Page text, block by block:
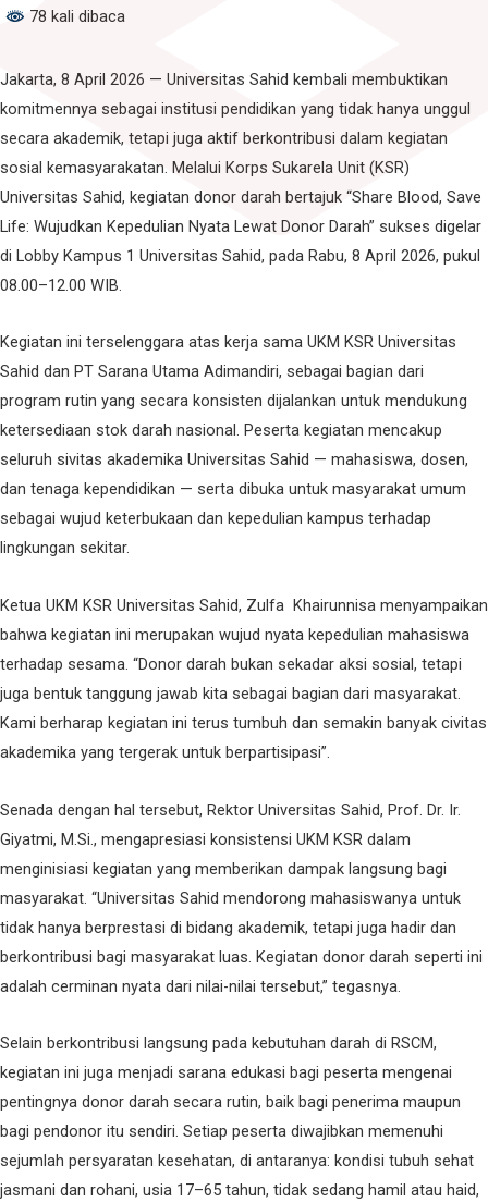
78 kali dibaca
Jakarta, 8 April 2026 — Universitas Sahid kembali membuktikan
komitmennya sebagai institusi pendidikan yang tidak hanya unggul
secara akademik, tetapi juga aktif berkontribusi dalam kegiatan
sosial kemasyarakatan. Melalui Korps Sukarela Unit (KSR)
Universitas Sahid, kegiatan donor darah bertajuk “Share Blood, Save
Life: Wujudkan Kepedulian Nyata Lewat Donor Darah” sukses digelar
di Lobby Kampus 1 Universitas Sahid, pada Rabu, 8 April 2026, pukul
08.00–12.00 WIB.
Kegiatan ini terselenggara atas kerja sama UKM KSR Universitas
Sahid dan PT Sarana Utama Adimandiri, sebagai bagian dari
program rutin yang secara konsisten dijalankan untuk mendukung
ketersediaan stok darah nasional. Peserta kegiatan mencakup
seluruh sivitas akademika Universitas Sahid — mahasiswa, dosen,
dan tenaga kependidikan — serta dibuka untuk masyarakat umum
sebagai wujud keterbukaan dan kepedulian kampus terhadap
lingkungan sekitar.
Ketua UKM KSR Universitas Sahid, Zulfa Khairunnisa menyampaikan
bahwa kegiatan ini merupakan wujud nyata kepedulian mahasiswa
terhadap sesama. “Donor darah bukan sekadar aksi sosial, tetapi
juga bentuk tanggung jawab kita sebagai bagian dari masyarakat.
Kami berharap kegiatan ini terus tumbuh dan semakin banyak civitas
akademika yang tergerak untuk berpartisipasi”.
Senada dengan hal tersebut, Rektor Universitas Sahid, Prof. Dr. Ir.
Giyatmi, M.Si., mengapresiasi konsistensi UKM KSR dalam
menginisiasi kegiatan yang memberikan dampak langsung bagi
masyarakat. “Universitas Sahid mendorong mahasiswanya untuk
tidak hanya berprestasi di bidang akademik, tetapi juga hadir dan
berkontribusi bagi masyarakat luas. Kegiatan donor darah seperti ini
adalah cerminan nyata dari nilai-nilai tersebut,” tegasnya.
Selain berkontribusi langsung pada kebutuhan darah di RSCM,
kegiatan ini juga menjadi sarana edukasi bagi peserta mengenai
pentingnya donor darah secara rutin, baik bagi penerima maupun
bagi pendonor itu sendiri. Setiap peserta diwajibkan memenuhi
sejumlah persyaratan kesehatan, di antaranya: kondisi tubuh sehat
jasmani dan rohani, usia 17–65 tahun, tidak sedang hamil atau haid,